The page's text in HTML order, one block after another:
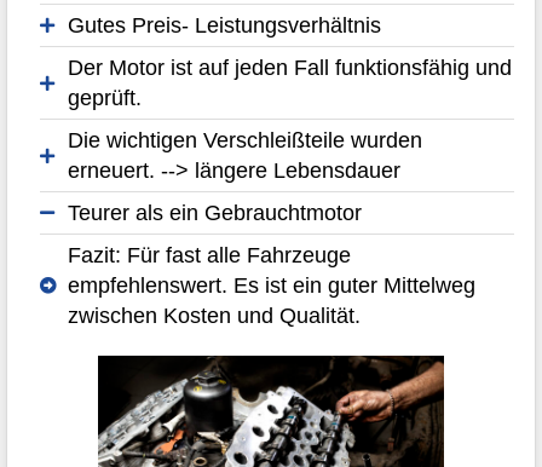
Gutes Preis- Leistungsverhältnis
Der Motor ist auf jeden Fall funktionsfähig und
geprüft.
Die wichtigen Verschleißteile wurden
erneuert. --> längere Lebensdauer
Teurer als ein Gebrauchtmotor
Fazit: Für fast alle Fahrzeuge
empfehlenswert. Es ist ein guter Mittelweg
zwischen Kosten und Qualität.